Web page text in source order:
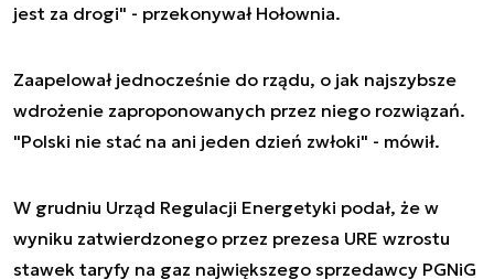
jest za drogi" - przekonywał Hołownia.
Zaapelował jednocześnie do rządu, o jak najszybsze
wdrożenie zaproponowanych przez niego rozwiązań.
"Polski nie stać na ani jeden dzień zwłoki" - mówił.
W grudniu Urząd Regulacji Energetyki podał, że w
wyniku zatwierdzonego przez prezesa URE wzrostu
stawek taryfy na gaz największego sprzedawcy PGNiG